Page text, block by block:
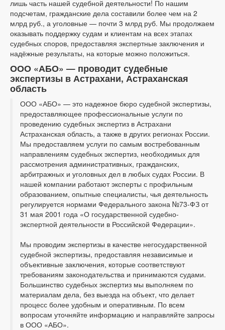
лишь часть нашей судебной деятельности! По нашим
подсчетам, гражданские дела составили более чем на 2
млрд руб., а уголовные — почти 3 млрд руб. Мы продолжаем
оказывать поддержку судам и клиентам на всех этапах
судебных споров, предоставляя экспертные заключения и
надёжные результаты, на которые можно положиться.
ООО «АБО» — проводит судебные
экспертизы в Астрахани, Астраханская
область
ООО «АБО» — это надежное бюро судебной экспертизы,
предоставляющее профессиональные услуги по
проведению судебных экспертиз в Астрахани
Астраханская область, а также в других регионах России.
Мы предоставляем услуги по самым востребованным
направлениям судебных экспертиз, необходимых для
рассмотрения административных, гражданских,
арбитражных и уголовных дел в любых судах России. В
нашей компании работают эксперты с профильным
образованием, опытные специалисты, чья деятельность
регулируется нормами Федерального закона №73-ФЗ от
31 мая 2001 года «О государственной судебно-
экспертной деятельности в Российской Федерации».
Мы проводим экспертизы в качестве негосударственной
судебной экспертизы, предоставляя независимые и
объективные заключения, которые соответствуют
требованиям законодательства и принимаются судами.
Большинство судебных экспертиз мы выполняем по
материалам дела, без выезда на объект, что делает
процесс более удобным и оперативным. По всем
вопросам уточняйте информацию и направляйте запросы
в ООО «АБО».